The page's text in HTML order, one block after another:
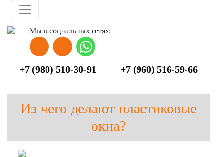
Skip to main content
Мы в социальных сетях:
+7 (980) 510-30-91 +7 (960) 516-59-66
Из чего делают пластиковые
окна?